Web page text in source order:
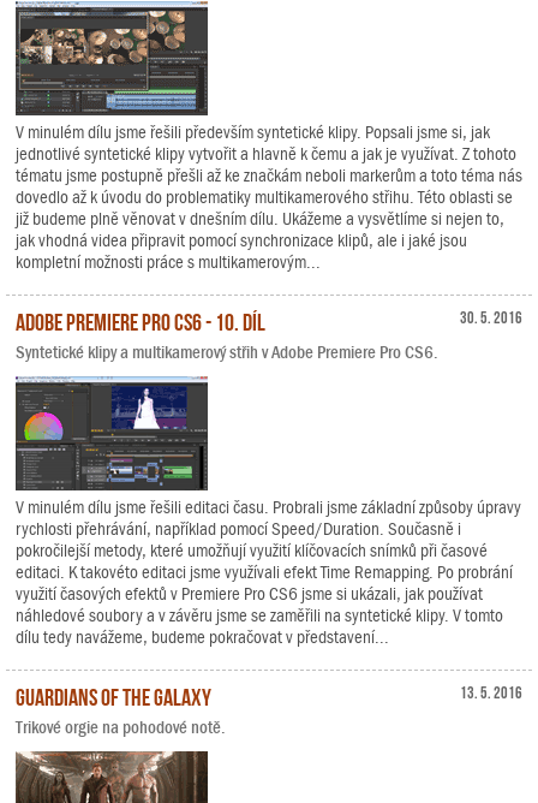
V minulém dílu jsme řešili především syntetické klipy. Popsali jsme si, jak
jednotlivé syntetické klipy vytvořit a hlavně k čemu a jak je využívat. Z tohoto
tématu jsme postupně přešli až ke značkám neboli markerům a toto téma nás
dovedlo až k úvodu do problematiky multikamerového střihu. Této oblasti se
již budeme plně věnovat v dnešním dílu. Ukážeme a vysvětlíme si nejen to,
jak vhodná videa připravit pomocí synchronizace klipů, ale i jaké jsou
kompletní možnosti práce s multikamerovým...
30. 5. 2016
Adobe Premiere Pro CS6 - 10. díl
Syntetické klipy a multikamerový střih v Adobe Premiere Pro CS6.
V minulém dílu jsme řešili editaci času. Probrali jsme základní způsoby úpravy
rychlosti přehrávání, například pomocí Speed/Duration. Současně i
pokročilejší metody, které umožňují využití klíčovacích snímků při časové
editaci. K takovéto editaci jsme využívali efekt Time Remapping. Po probrání
využití časových efektů v Premiere Pro CS6 jsme si ukázali, jak používat
náhledové soubory a v závěru jsme se zaměřili na syntetické klipy. V tomto
dílu tedy navážeme, budeme pokračovat v představení...
13. 5. 2016
Guardians of the Galaxy
Trikové orgie na pohodové notě.